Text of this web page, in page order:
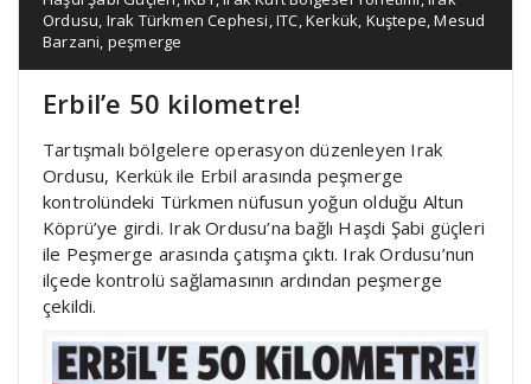
Ordusu, Irak Türkmen Cephesi,ITC,Kerkük, Kuştepe,Mesud
Barzani, peşmerge
Erbil’e 50 kilometre!
Tartışmalı bölgelere operasyon düzenleyen Irak
Ordusu, Kerkük ile Erbil arasında peşmerge
kontrolündeki Türkmen nüfusun yoğun olduğu Altun
Köprü’ye girdi. Irak Ordusu’na bağlı Haşdi Şabi güçleri
ile Peşmerge arasında çatışma çıktı. Irak Ordusu’nun
ilçede kontrolü sağlamasının ardından peşmerge
çekildi.